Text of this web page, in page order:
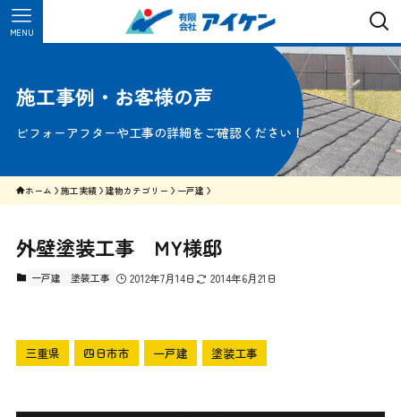
MENU
施工事例・お客様の声
ビフォーアフターや工事の詳細をご確認ください！
ホーム 施工実績 建物カテゴリー 一戸建
外壁塗装工事 MY様邸
一戸建 塗装工事 2012年7月14日 2014年6月21日
三重県 四日市市 一戸建 塗装工事